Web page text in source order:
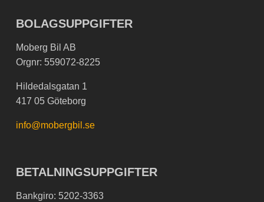
BOLAGSUPPGIFTER
Moberg Bil AB
Orgnr: 559072-8225
Hildedalsgatan 1
417 05 Göteborg
info@mobergbil.se
BETALNINGSUPPGIFTER
Bankgiro: 5202-3363